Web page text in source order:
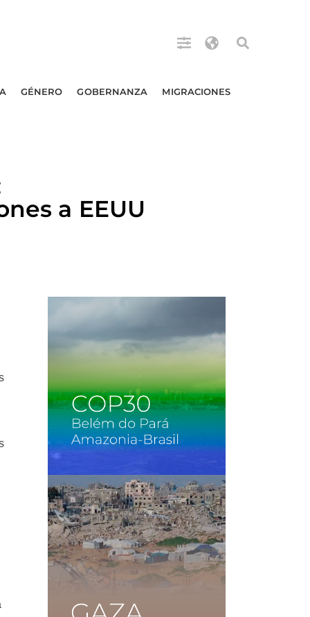
GÉNERO GOBERNANZA MIGRACIONES
a EEUU